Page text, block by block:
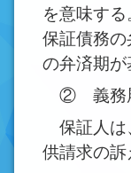
を意味す
保証債務
の弁済期が
② 義務履
保証人は
供請求の訴